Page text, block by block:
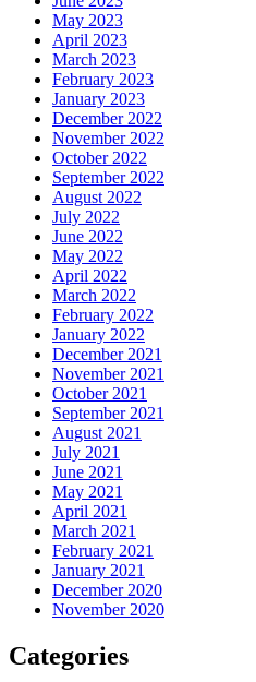
May 2023
April 2023
March 2023
February 2023
January 2023
December 2022
November 2022
October 2022
September 2022
August 2022
July 2022
June 2022
May 2022
April 2022
March 2022
February 2022
January 2022
December 2021
November 2021
October 2021
September 2021
August 2021
July 2021
June 2021
May 2021
April 2021
March 2021
February 2021
January 2021
December 2020
November 2020
Categories